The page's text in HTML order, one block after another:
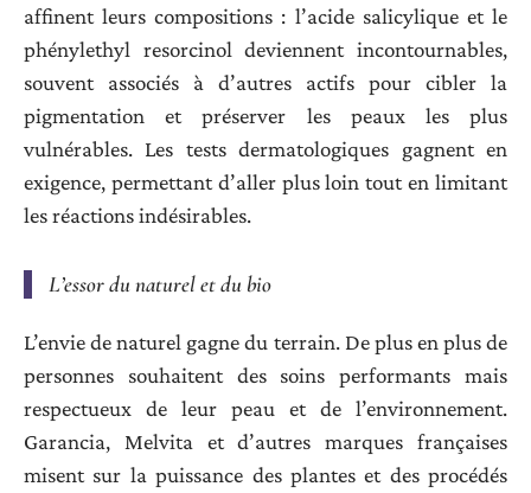
affinent leurs compositions : l’acide salicylique et le
phénylethyl resorcinol deviennent incontournables,
souvent associés à d’autres actifs pour cibler la
pigmentation et préserver les peaux les plus
vulnérables. Les tests dermatologiques gagnent en
exigence, permettant d’aller plus loin tout en limitant
les réactions indésirables.
L’essor du naturel et du bio
L’envie de naturel gagne du terrain. De plus en plus de
personnes souhaitent des soins performants mais
respectueux de leur peau et de l’environnement.
Garancia, Melvita et d’autres marques françaises
misent sur la puissance des plantes et des procédés